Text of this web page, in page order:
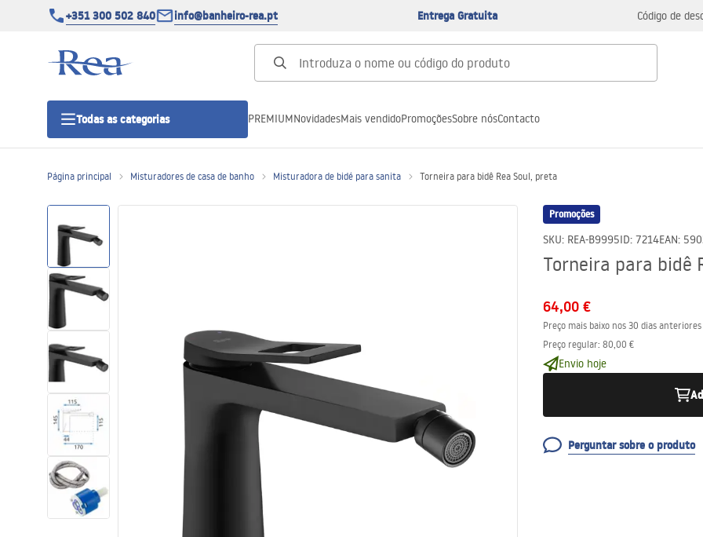
+351 300 502 840 info@banheiro-rea.pt Entrega Gratuita Código de
Todas as categorias
outras
Bases de duche de casa de banho
Sumidouros de duche
Sanitas, lavatórios
Lava-louças e lavatórios de casa
de banho
Cabinas de duche de casa de
banho
PREMIUMNovidadesMais vendidoPromoçõesSobre nósContacto
Página principal Misturadores de casa de banho Misturadora de bidé para sanita Torneira para bidê Rea Soul, preta
Promoções
SKU: REA-B9995ID: 7214EAN:
Torneira para bidê
64,00 €
Preço mais baixo nos 30 dias
Preço regular: 80,00 €
Envio hoje
Perguntar sobre o produto